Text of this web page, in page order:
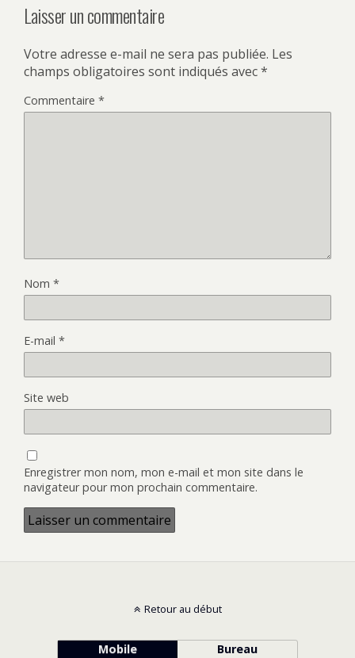
Laisser un commentaire
Votre adresse e-mail ne sera pas publiée. Les
champs obligatoires sont indiqués avec*
Commentaire *
Nom *
E-mail *
Site web
Enregistrer mon nom, mon e-mail et mon site dans le
navigateur pour mon prochain commentaire.
Retour au début
Mobile Bureau